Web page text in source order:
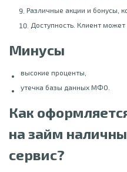
Различные акции и бонусы,
Доступность. Клиент
Минусы
высокие проценты,
утечка базы данных МФО.
Как
на займ
сервис?